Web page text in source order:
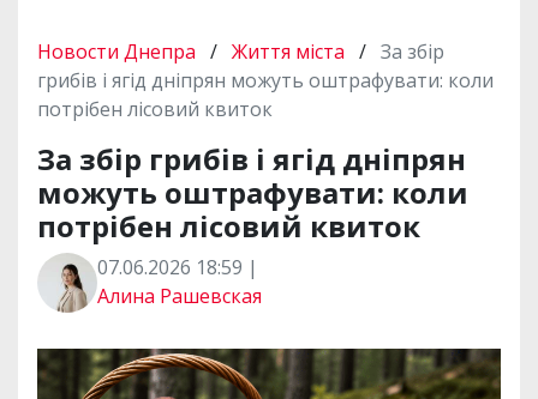
Новости Днепра / Життя міста / За збір
грибів і ягід дніпрян можуть оштрафувати: коли
потрібен лісовий квиток
За збір грибів і ягід дніпрян
можуть оштрафувати: коли
потрібен лісовий квиток
07.06.2026 18:59 |
Алина Рашевская